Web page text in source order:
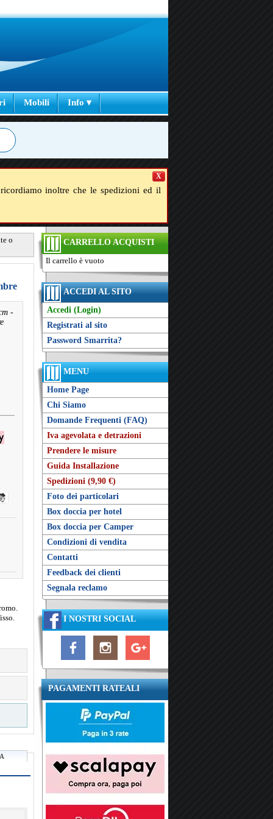
Mobili Info ▾
inoltre che le spedizioni ed il
X
CARRELLO ACQUISTI
Il carrello è vuoto
ACCEDI AL SITO
Accedi (Login)
Registrati al sito
Password Smarrita?
MENU
Home Page
Chi Siamo
Domande Frequenti (FAQ)
Iva agevolata e detrazioni
Prendere le misure
Guida Installazione
Spedizioni (9,90 €)
Foto dei particolari
Box doccia per hotel
Box doccia per Camper
Condizioni di vendita
Contatti
Feedback dei clienti
Segnala reclamo
I NOSTRI SOCIAL
PAGAMENTI RATEALI
o
-